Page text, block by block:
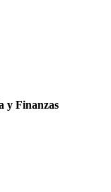
y Finanzas